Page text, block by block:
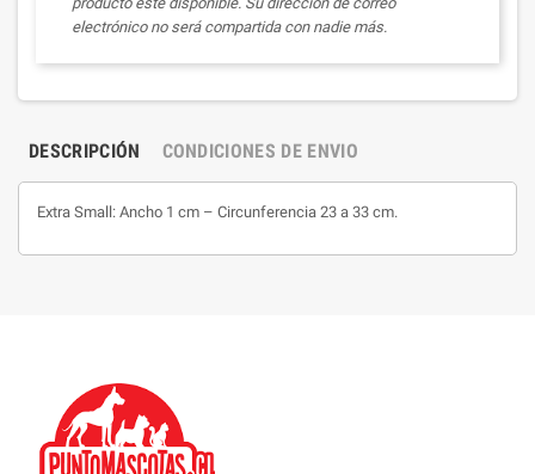
electrónico no será compartida con nadie más.
DESCRIPCIÓN CONDICIONES DE ENVIO
Extra Small: Ancho 1 cm – Circunferencia 23 a 33 cm.